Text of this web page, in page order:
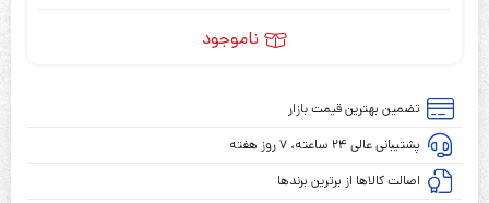
ناموجود
تضمین بهترین قیمت بازار
پشتیبانی عالی ۲۴ ساعته، ۷ روز هفته
اصالت کالاها از برترین برندها